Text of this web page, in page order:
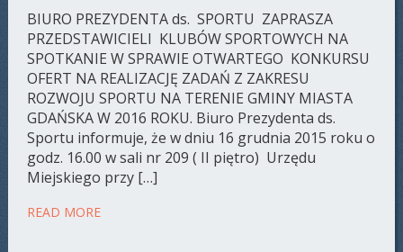
BIURO PREZYDENTA ds. SPORTU ZAPRASZA
PRZEDSTAWICIELI KLUBÓW SPORTOWYCH NA
SPOTKANIE W SPRAWIE OTWARTEGO KONKURSU
OFERT NA REALIZACJĘ ZADAŃ Z ZAKRESU
ROZWOJU SPORTU NA TERENIE GMINY MIASTA
GDAŃSKA W 2016 ROKU. Biuro Prezydenta ds.
Sportu informuje, że w dniu 16 grudnia 2015 roku o
godz. 16.00 w sali nr 209 ( II piętro) Urzędu
Miejskiego przy […]
READ MORE